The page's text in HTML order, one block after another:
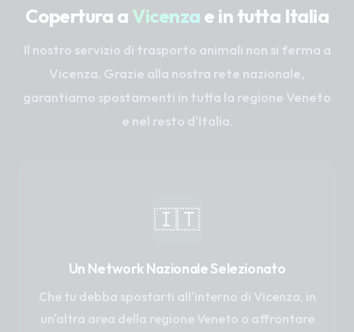
Copertura a Vicenza e in tutta Italia
Il nostro servizio di trasporto animali non si ferma a
Vicenza. Grazie alla nostra rete nazionale,
garantiamo spostamenti in tutta la regione Veneto
e nel resto d'Italia.
🇮🇹
Un Network Nazionale Selezionato
Che tu debba spostarti all'interno di Vicenza, in
un'altra area della regione Veneto o affrontare